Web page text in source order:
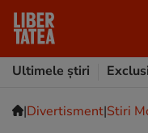
Ultimele știri
|Divertisment|Stiri